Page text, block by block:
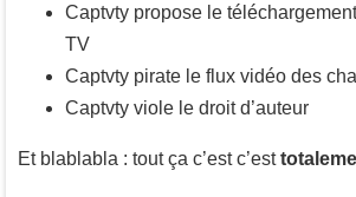
Captvty propose le
TV
Captvty pirate le flux vidéo des
Captvty viole le droit d’auteur
Et blablabla : tout ça c’est c’est